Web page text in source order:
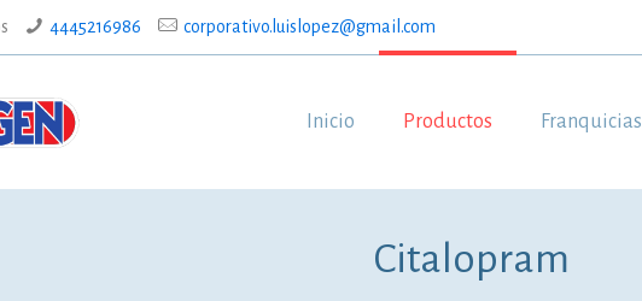
4445216986 corporativo.luislopez@gmail.com
Inicio Productos Franquicias
Citalopram